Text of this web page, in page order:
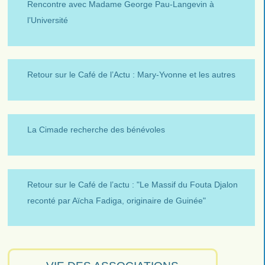
Rencontre avec Madame George Pau-Langevin à
l’Université
Retour sur le Café de l’Actu : Mary-Yvonne et les autres
La Cimade recherche des bénévoles
Retour sur le Café de l’actu : "Le Massif du Fouta Djalon
reconté par Aïcha Fadiga, originaire de Guinée"